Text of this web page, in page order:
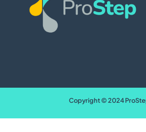
Copyright © 2024